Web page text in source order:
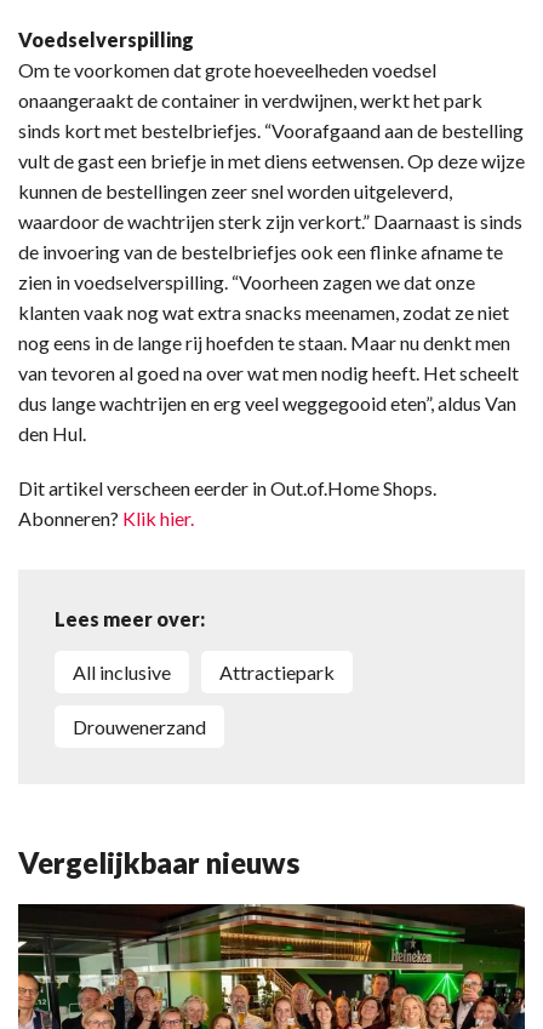
Voedselverspilling
Om te voorkomen dat grote hoeveelheden voedsel
onaangeraakt de container in verdwijnen, werkt het park
sinds kort met bestelbriefjes. “Voorafgaand aan de bestelling
vult de gast een briefje in met diens eetwensen. Op deze wijze
kunnen de bestellingen zeer snel worden uitgeleverd,
waardoor de wachtrijen sterk zijn verkort.” Daarnaast is sinds
de invoering van de bestelbriefjes ook een flinke afname te
zien in voedselverspilling. “Voorheen zagen we dat onze
klanten vaak nog wat extra snacks meenamen, zodat ze niet
nog eens in de lange rij hoefden te staan. Maar nu denkt men
van tevoren al goed na over wat men nodig heeft. Het scheelt
dus lange wachtrijen en erg veel weggegooid eten”, aldus Van
den Hul.
Dit artikel verscheen eerder in Out.of.Home Shops.
Abonneren? Klik hier.
Lees meer over:
all inclusive attractiepark
Drouwenerzand
Vergelijkbaar nieuws